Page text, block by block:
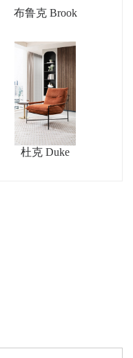
布鲁克 Brook
杜克 Duke